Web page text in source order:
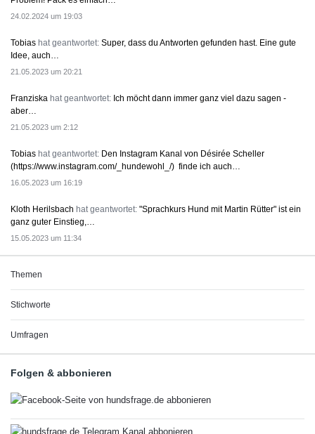
24.02.2024 um 19:03
Tobias hat geantwortet: Super, dass du Antworten gefunden hast. Eine gute
Idee, auch…
21.05.2023 um 20:21
Franziska hat geantwortet: Ich möcht dann immer ganz viel dazu sagen -
aber…
21.05.2023 um 2:12
Tobias hat geantwortet: Den Instagram Kanal von Désirée Scheller
(https://www.instagram.com/_hundewohl_/) finde ich auch…
16.05.2023 um 16:19
Kloth Herilsbach hat geantwortet: "Sprachkurs Hund mit Martin Rütter" ist ein
ganz guter Einstieg,…
15.05.2023 um 11:34
Themen
Stichworte
Umfragen
Folgen & abbonieren